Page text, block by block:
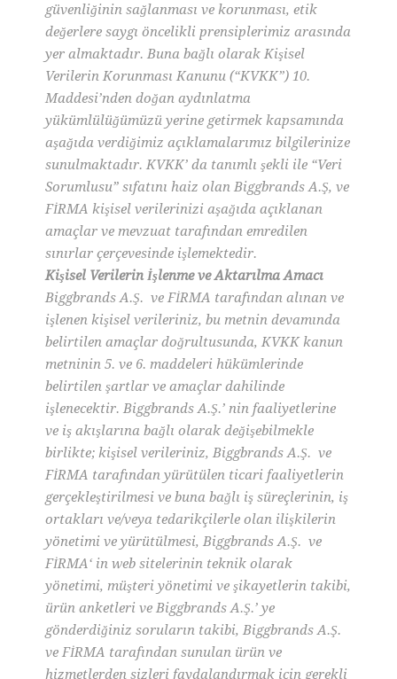
güvenliğinin sağlanması ve korunması, etik
değerlere saygı öncelikli prensiplerimiz arasında
yer almaktadır. Buna bağlı olarak Kişisel
Verilerin Korunması Kanunu (“KVKK”) 10.
Maddesi’nden doğan aydınlatma
yükümlülüğümüzü yerine getirmek kapsamında
aşağıda verdiğimiz açıklamalarımız bilgilerinize
sunulmaktadır. KVKK’ da tanımlı şekli ile “Veri
Sorumlusu” sıfatını haiz olan Biggbrands A.Ş, ve
FİRMA kişisel verilerinizi aşağıda açıklanan
amaçlar ve mevzuat tarafından emredilen
sınırlar çerçevesinde işlemektedir.
Kişisel Verilerin İşlenme ve Aktarılma Amacı
Biggbrands A.Ş. ve FİRMA tarafından alınan ve
işlenen kişisel verileriniz, bu metnin devamında
belirtilen amaçlar doğrultusunda, KVKK kanun
metninin 5. ve 6. maddeleri hükümlerinde
belirtilen şartlar ve amaçlar dahilinde
işlenecektir. Biggbrands A.Ş.’ nin faaliyetlerine
ve iş akışlarına bağlı olarak değişebilmekle
birlikte; kişisel verileriniz, Biggbrands A.Ş. ve
FİRMA tarafından yürütülen ticari faaliyetlerin
gerçekleştirilmesi ve buna bağlı iş süreçlerinin, iş
ortakları ve/veya tedarikçilerle olan ilişkilerin
yönetimi ve yürütülmesi, Biggbrands A.Ş. ve
FİRMA‘ in web sitelerinin teknik olarak
yönetimi, müşteri yönetimi ve şikayetlerin takibi,
ürün anketleri ve Biggbrands A.Ş.’ ye
gönderdiğiniz soruların takibi, Biggbrands A.Ş.
ve FİRMA tarafından sunulan ürün ve
hizmetlerden sizleri faydalandırmak için gerekli